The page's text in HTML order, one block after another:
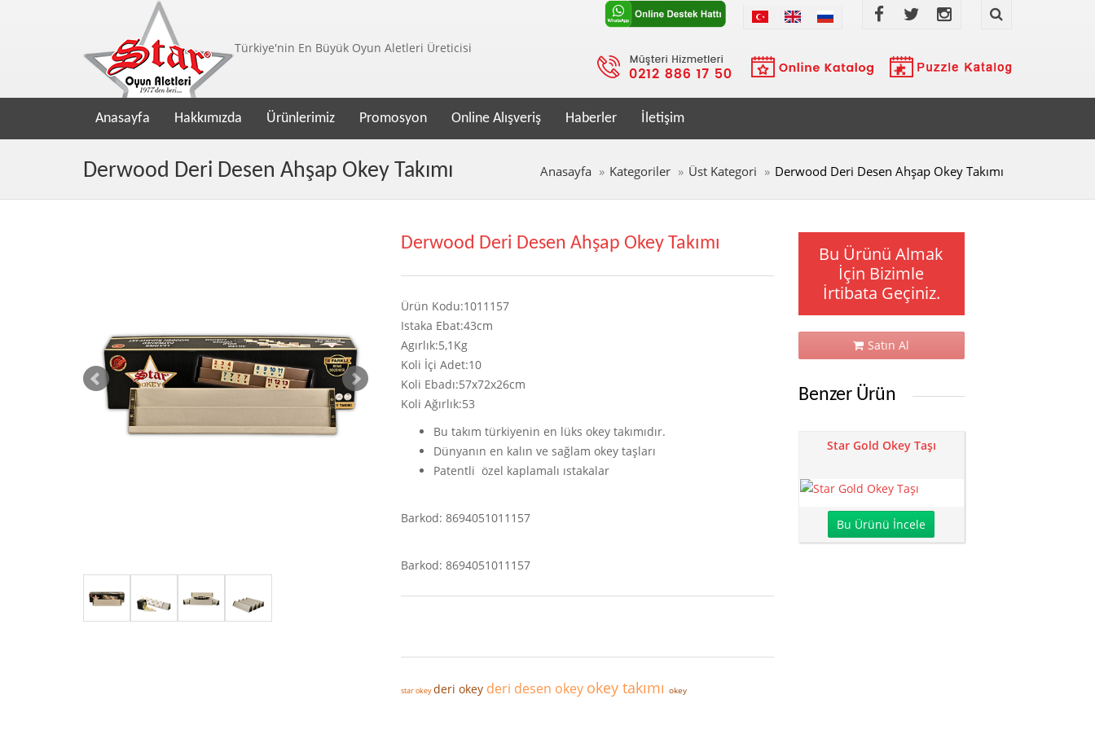
Türkiye'nin En Büyük Oyun Aletleri Üreticisi
Anasayfa Hakkımızda Ürünlerimiz Promosyon Online Alışveriş Haberler İletişim
Derwood Deri Desen Ahşap Okey Takımı Anasayfa Kategoriler Üst Kategori Derwood Deri Desen Ahşap Okey Takımı
Derwood Deri Desen Ahşap Okey Takımı
Ürün Kodu:1011157
Istaka Ebat:43cm
Agırlık:5,1Kg
Koli İçi Adet:10
Koli Ebadı:57x72x26cm
Koli Ağırlık:53
Bu takım türkiyenin en lüks okey takımıdır.
Dünyanın en kalın ve sağlam okey taşları
Patentli özel kaplamalı ıstakalar
Barkod: 8694051011157
Barkod: 8694051011157
star okeyderi okey deri desen okey okey takımı okey
Bu Ürünü Almak
İçin Bizimle
İrtibata Geçiniz.
Satın Al
Benzer Ürün
Star Gold Okey Taşı
Bu Ürünü İncele